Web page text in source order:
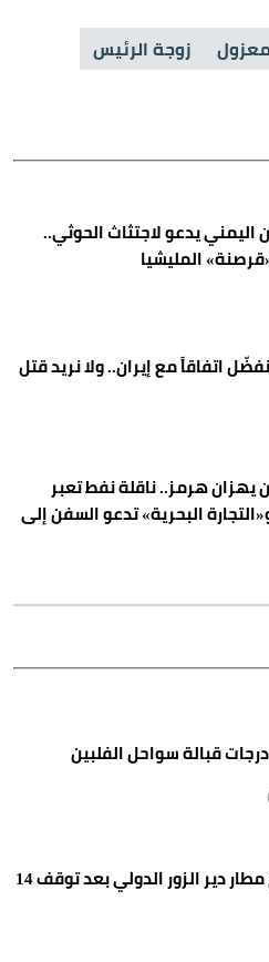
زوجة الرئيس
اليمني يدعو لاجتثاث الحوثي..
المليشيا
اتفاقاً مع إيران.. ولا نريد قتل
يهزان هرمز.. ناقلة نفط تعبر
البحرية» تدعو السفن إلى
سورية تعيد فتح مطار دير الزور الدولي بعد توقف 14